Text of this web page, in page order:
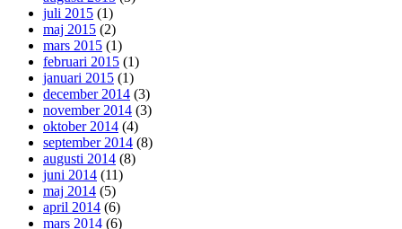
juli 2015 (1)
maj 2015 (2)
mars 2015 (1)
februari 2015 (1)
januari 2015 (1)
december 2014 (3)
november 2014 (3)
oktober 2014 (4)
september 2014 (8)
augusti 2014 (8)
juni 2014 (11)
maj 2014 (5)
april 2014 (6)
mars 2014 (6)